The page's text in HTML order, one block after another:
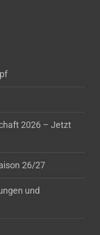
2026 – Jetzt
26/27
und